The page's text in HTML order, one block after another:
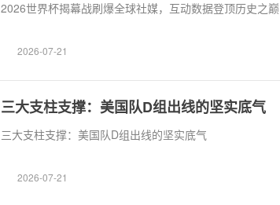
2026世界杯揭幕战刷爆全球社媒，互动数据登顶历史之巅
2026-07-21
三大支柱支撑：美国队D组出线的坚实底气
三大支柱支撑：美国队D组出线的坚实底气
2026-07-21